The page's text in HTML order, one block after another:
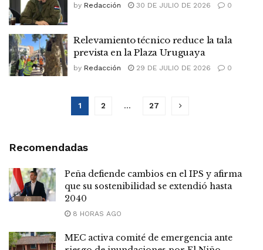
by Redacción 30 DE JULIO DE 2026 0
Relevamiento técnico reduce la tala
prevista en la Plaza Uruguaya
by Redacción 29 DE JULIO DE 2026 0
1 2 … 27
Recomendadas
Peña defiende cambios en el IPS y afirma
que su sostenibilidad se extendió hasta
2040
8 HORAS AGO
MEC activa comité de emergencia ante